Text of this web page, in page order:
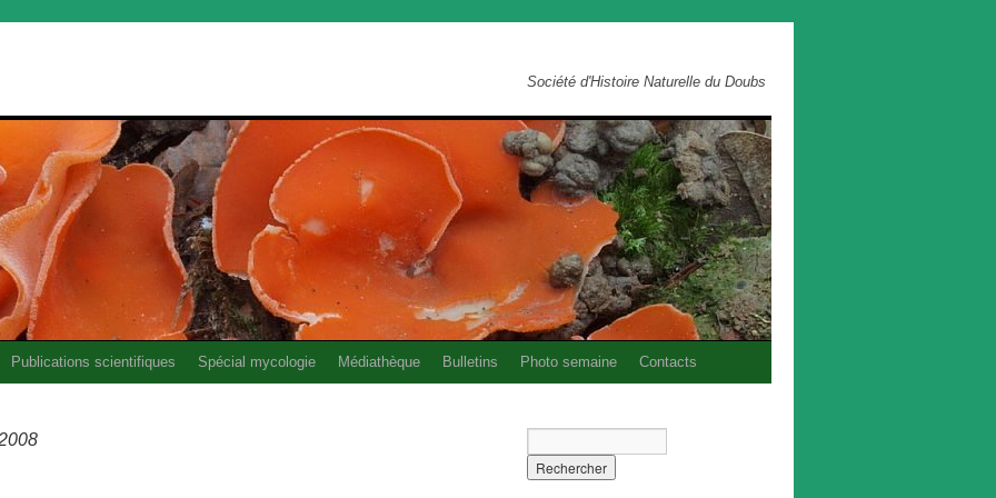
Société d'Histoire Naturelle du Doubs
Publications scientifiques Spécial mycologie Médiathèque Bulletins Photo semaine Contacts